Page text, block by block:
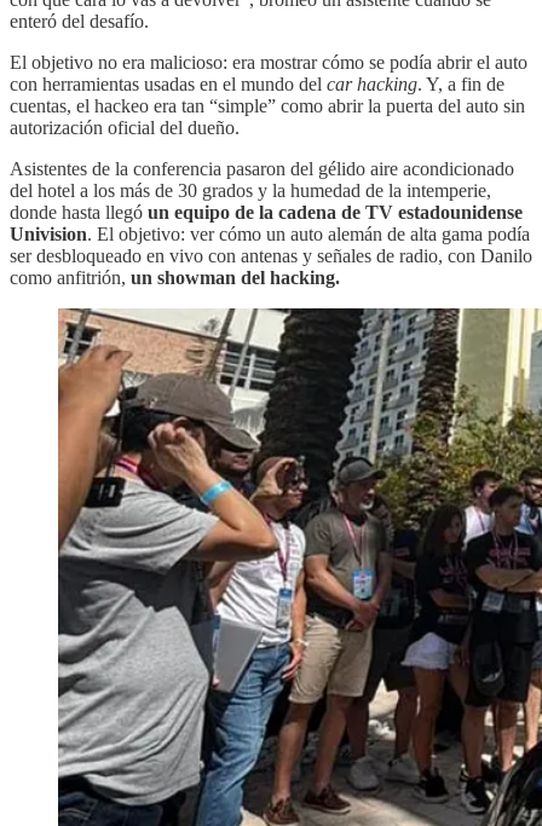
enteró del desafío.
El objetivo no era malicioso: era mostrar cómo se podía abrir el auto
con herramientas usadas en el mundo del car hacking. Y, a fin de
cuentas, el hackeo era tan “simple” como abrir la puerta del auto sin
autorización oficial del dueño.
Asistentes de la conferencia pasaron del gélido aire acondicionado
del hotel a los más de 30 grados y la humedad de la intemperie,
donde hasta llegó un equipo de la cadena de TV estadounidense
Univision. El objetivo: ver cómo un auto alemán de alta gama podía
ser desbloqueado en vivo con antenas y señales de radio, con Danilo
como anfitrión, un showman del hacking.